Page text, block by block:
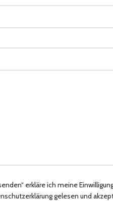
erkläre ich meine
gelesen und